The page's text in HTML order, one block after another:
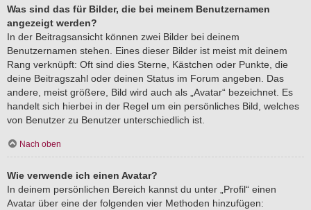
Was sind das für Bilder, die bei meinem Benutzernamen
angezeigt werden?
In der Beitragsansicht können zwei Bilder bei deinem
Benutzernamen stehen. Eines dieser Bilder ist meist mit deinem
Rang verknüpft: Oft sind dies Sterne, Kästchen oder Punkte, die
deine Beitragszahl oder deinen Status im Forum angeben. Das
andere, meist größere, Bild wird auch als „Avatar“ bezeichnet. Es
handelt sich hierbei in der Regel um ein persönliches Bild, welches
von Benutzer zu Benutzer unterschiedlich ist.
Nach oben
Wie verwende ich einen Avatar?
In deinem persönlichen Bereich kannst du unter „Profil“ einen
Avatar über eine der folgenden vier Methoden hinzufügen: